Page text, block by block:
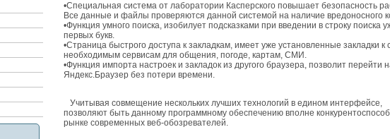
•Специальная система от лаборатории Касперского повышает безопасность
Все данные и файлы проверяются данной системой на наличие вредоносного
•Функция умного поиска, изобилует подсказками при введении в строку поиска
первых букв.
•Страница быстрого доступа к закладкам, имеет уже установленные закладки
необходимым сервисам для общения, погоде, картам, СМИ.
•Функция импорта настроек и закладок из другого браузера, позволит перейти
Яндекс.Браузер без потери времени.
Учитывая совмещение нескольких лучших технологий в едином интерфейсе,
позволяют быть данному программному обеспечению вполне
рынке современных веб-обозревателей.